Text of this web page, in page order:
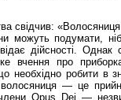
свідчив: «Волосяниця
можуть подумати,
дійсності.
вчення про
необхідно робити в
— це
Opus Dei —